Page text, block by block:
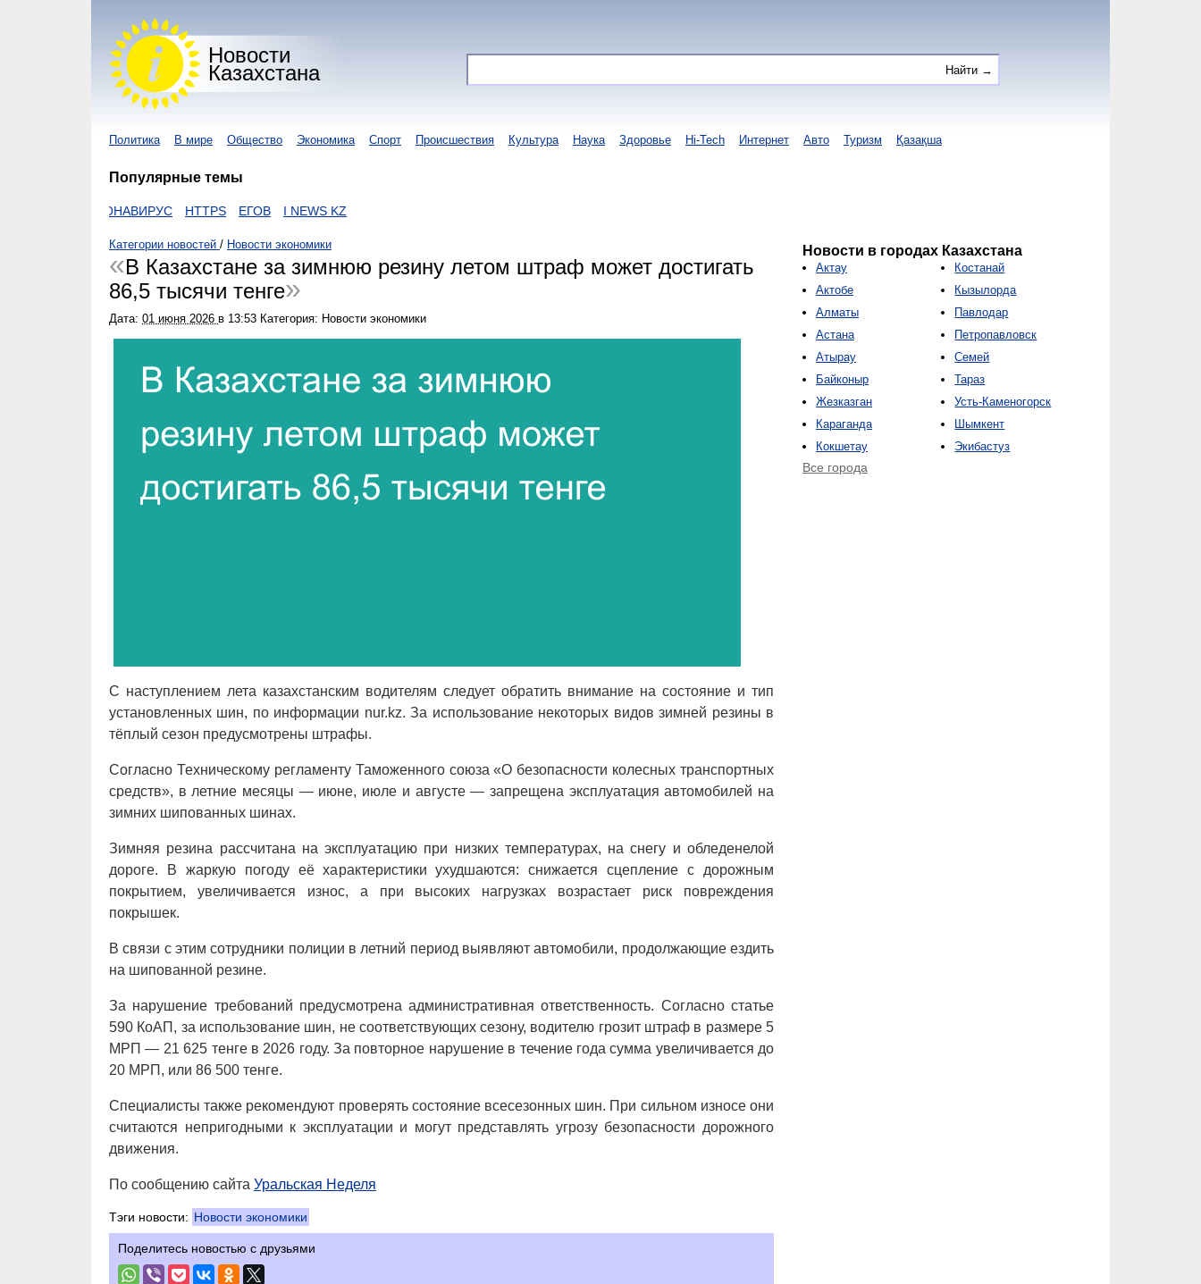
Новости
Казахстана
Политика В мире Общество Экономика Спорт Происшествия Культура Наука Здоровье Hi-Tech Интернет Авто Туризм Қазақша
Популярные темы
КОРОНАВИРУС HTTPS ЕГОВ I NEWS KZ
Категории новостей / Новости экономики
В Казахстане за зимнюю резину летом штраф может достигать
86,5 тысячи тенге
Дата: 01 июня 2026 в 13:53 Категория: Новости экономики
С наступлением лета казахстанским водителям следует обратить внимание на состояние и тип
установленных шин, по информации nur.kz. За использование некоторых видов зимней резины в
тёплый сезон предусмотрены штрафы.
Согласно Техническому регламенту Таможенного союза «О безопасности колесных транспортных
средств», в летние месяцы — июне, июле и августе — запрещена эксплуатация автомобилей на
зимних шипованных шинах.
Зимняя резина рассчитана на эксплуатацию при низких температурах, на снегу и обледенелой
дороге. В жаркую погоду её характеристики ухудшаются: снижается сцепление с дорожным
покрытием, увеличивается износ, а при высоких нагрузках возрастает риск повреждения
покрышек.
В связи с этим сотрудники полиции в летний период выявляют автомобили, продолжающие ездить
на шипованной резине.
За нарушение требований предусмотрена административная ответственность. Согласно статье
590 КоАП, за использование шин, не соответствующих сезону, водителю грозит штраф в размере 5
МРП — 21 625 тенге в 2026 году. За повторное нарушение в течение года сумма увеличивается до
20 МРП, или 86 500 тенге.
Специалисты также рекомендуют проверять состояние всесезонных шин. При сильном износе они
считаются непригодными к эксплуатации и могут представлять угрозу безопасности дорожного
движения.
По сообщению сайта Уральская Неделя
Тэги новости: Новости экономики
Поделитесь новостью с друзьями
Новости в городах Казахстана
Актау
Актобе
Алматы
Астана
Атырау
Байконыр
Жезказган
Караганда
Кокшетау
Костанай
Кызылорда
Павлодар
Петропавловск
Семей
Тараз
Усть-Каменогорск
Шымкент
Экибастуз
Все города